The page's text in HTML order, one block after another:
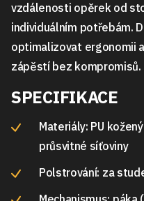
vzdálenosti opěrek od
individuálním potřebám.
optimalizovat ergonomii
zápěstí bez kompromisů.
SPECIFIKACE
Materiály: PU
průsvitné síťoviny
Polstrování: za